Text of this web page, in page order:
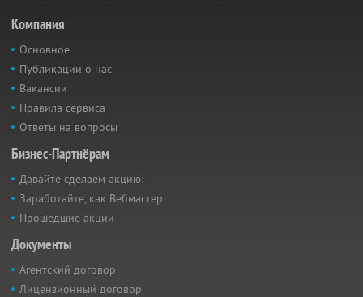
Компания
Основное
Публикации о нас
Вакансии
Правила сервиса
Ответы на вопросы
Бизнес-Партнёрам
Давайте сделаем акцию!
Заработайте, как Вебмастер
Прошедшие акции
Документы
Агентский договор
Лицензионный договор